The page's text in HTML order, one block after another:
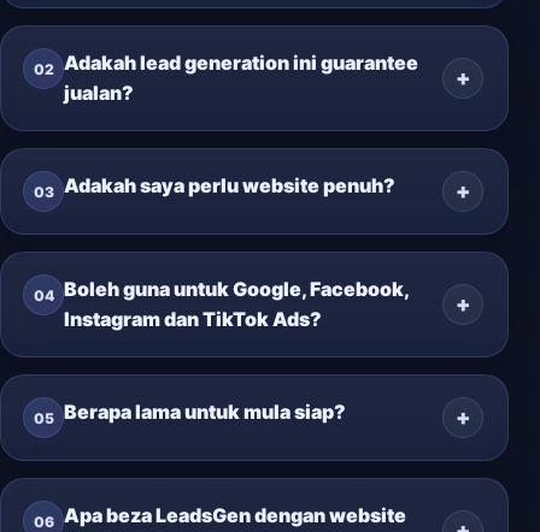
02 Adakah lead generation ini guarantee
jualan?
03 Adakah saya perlu website penuh?
04 Boleh guna untuk Google, Facebook,
Instagram dan TikTok Ads?
05 Berapa lama untuk mula siap?
06 Apa beza LeadsGen dengan website